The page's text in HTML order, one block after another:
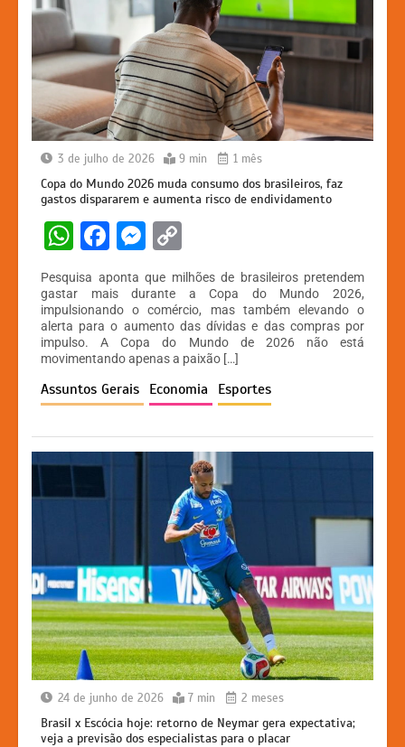
3 de julho de 2026 9 min 1 mês
Copa do Mundo 2026 muda consumo dos brasileiros, faz
gastos dispararem e aumenta risco de endividamento
W
h
at
s
A
p
p
F
c
e
b
o
o
k
M
s
s
e
n
g
er
o
p
y
Li
n
k
Pesquisa aponta que milhões de brasileiros pretendem
gastar mais durante a Copa do Mundo 2026,
impulsionando o comércio, mas também elevando o
alerta para o aumento das dívidas e das compras por
impulso. A Copa do Mundo de 2026 não está
movimentando apenas a paixão […]
Assuntos Gerais Economia Esportes
24 de junho de 2026 7 min 2 meses
Brasil x Escócia hoje: retorno de Neymar gera expectativa;
veja a previsão dos especialistas para o placar